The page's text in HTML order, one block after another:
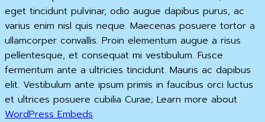
eget tincidunt pulvinar, odio augue dapibus purus, ac
varius enim nisl quis neque. Maecenas posuere tortor a
ullamcorper convallis. Proin elementum augue a risus
pellentesque, et consequat mi vestibulum. Fusce
fermentum ante a ultricies tincidunt. Mauris ac dapibus
elit. Vestibulum ante ipsum primis in faucibus orci luctus
et ultrices posuere cubilia Curae; Learn more about
WordPress Embeds.